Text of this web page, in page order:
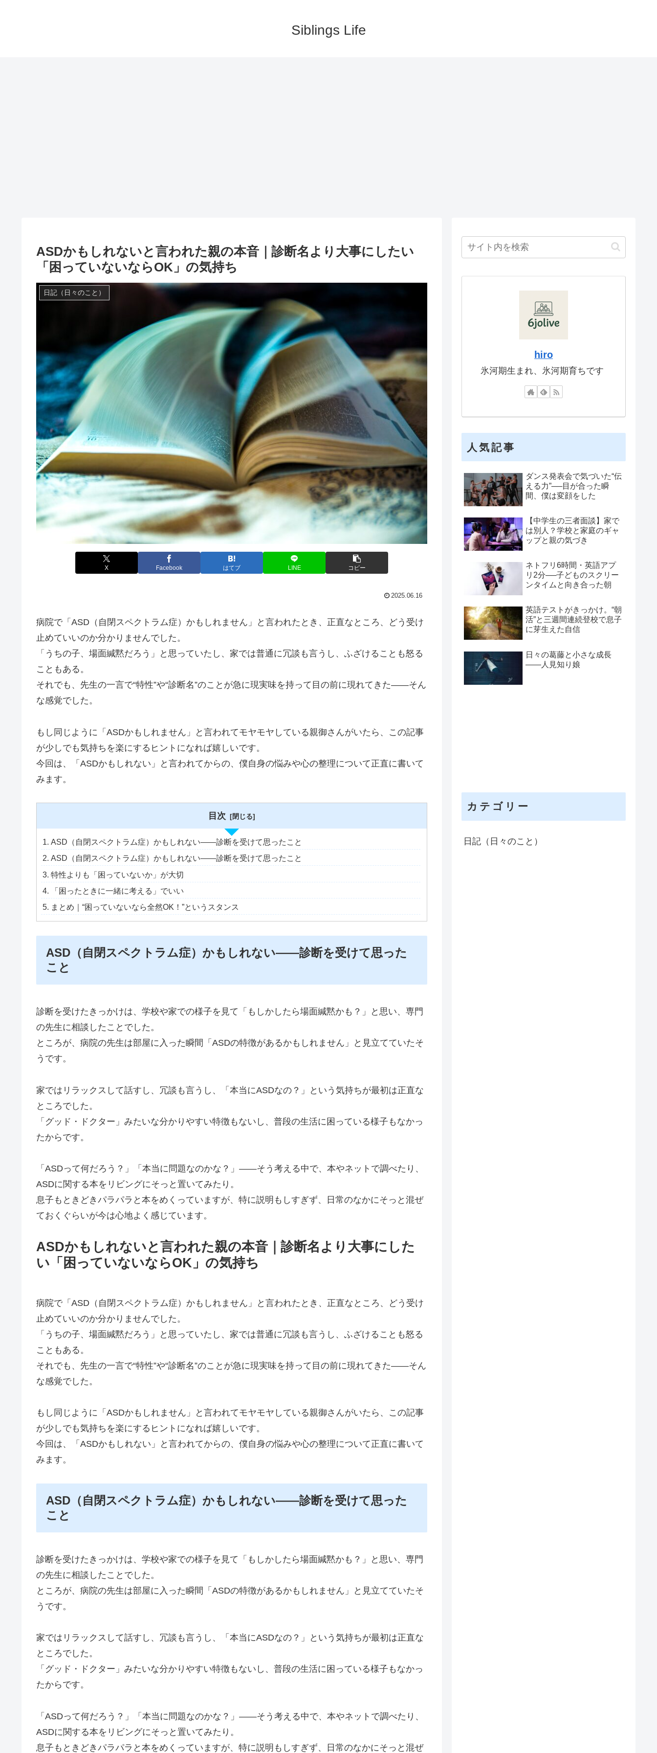
Siblings Life
ASDかもしれないと言われた親の本音｜診断名より大事にしたい
「困っていないならOK」の気持ち
日記（日々のこと）
X Facebook はてブ LINE コピー
2025.06.16
病院で「ASD（自閉スペクトラム症）かもしれません」と言われたとき、正直なところ、どう受け
止めていいのか分かりませんでした。
「うちの子、場面緘黙だろう」と思っていたし、家では普通に冗談も言うし、ふざけることも怒る
こともある。
それでも、先生の一言で“特性”や“診断名”のことが急に現実味を持って目の前に現れてきた――そん
な感覚でした。
もし同じように「ASDかもしれません」と言われてモヤモヤしている親御さんがいたら、この記事
が少しでも気持ちを楽にするヒントになれば嬉しいです。
今回は、「ASDかもしれない」と言われてからの、僕自身の悩みや心の整理について正直に書いて
みます。
目次
ASD（自閉スペクトラム症）かもしれない――診断を受けて思ったこと
ASD（自閉スペクトラム症）かもしれない――診断を受けて思ったこと
特性よりも「困っていないか」が大切
「困ったときに一緒に考える」でいい
まとめ｜“困っていないなら全然OK！”というスタンス
ASD（自閉スペクトラム症）かもしれない――診断を受けて思った
こと
診断を受けたきっかけは、学校や家での様子を見て「もしかしたら場面緘黙かも？」と思い、専門
の先生に相談したことでした。
ところが、病院の先生は部屋に入った瞬間「ASDの特徴があるかもしれません」と見立てていたそ
うです。
家ではリラックスして話すし、冗談も言うし、「本当にASDなの？」という気持ちが最初は正直な
ところでした。
「グッド・ドクター」みたいな分かりやすい特徴もないし、普段の生活に困っている様子もなかっ
たからです。
「ASDって何だろう？」「本当に問題なのかな？」――そう考える中で、本やネットで調べたり、
ASDに関する本をリビングにそっと置いてみたり。
息子もときどきパラパラと本をめくっていますが、特に説明もしすぎず、日常のなかにそっと混ぜ
ておくぐらいが今は心地よく感じています。
ASDかもしれないと言われた親の本音｜診断名より大事にした
い「困っていないならOK」の気持ち
病院で「ASD（自閉スペクトラム症）かもしれません」と言われたとき、正直なところ、どう受け
止めていいのか分かりませんでした。
「うちの子、場面緘黙だろう」と思っていたし、家では普通に冗談も言うし、ふざけることも怒る
こともある。
それでも、先生の一言で“特性”や“診断名”のことが急に現実味を持って目の前に現れてきた――そん
な感覚でした。
もし同じように「ASDかもしれません」と言われてモヤモヤしている親御さんがいたら、この記事
が少しでも気持ちを楽にするヒントになれば嬉しいです。
今回は、「ASDかもしれない」と言われてからの、僕自身の悩みや心の整理について正直に書いて
みます。
ASD（自閉スペクトラム症）かもしれない――診断を受けて思った
こと
診断を受けたきっかけは、学校や家での様子を見て「もしかしたら場面緘黙かも？」と思い、専門
の先生に相談したことでした。
ところが、病院の先生は部屋に入った瞬間「ASDの特徴があるかもしれません」と見立てていたそ
うです。
家ではリラックスして話すし、冗談も言うし、「本当にASDなの？」という気持ちが最初は正直な
ところでした。
「グッド・ドクター」みたいな分かりやすい特徴もないし、普段の生活に困っている様子もなかっ
たからです。
「ASDって何だろう？」「本当に問題なのかな？」――そう考える中で、本やネットで調べたり、
ASDに関する本をリビングにそっと置いてみたり。
息子もときどきパラパラと本をめくっていますが、特に説明もしすぎず、日常のなかにそっと混ぜ
hiro
氷河期生まれ、氷河期育ちです
人気記事
ダンス発表会で気づいた“伝
える力”──目が合った瞬
間、僕は変顔をした
【中学生の三者面談】家で
は別人？学校と家庭のギャ
ップと親の気づき
ネトフリ6時間・英語アプ
リ2分──子どものスクリー
ンタイムと向き合った朝
英語テストがきっかけ。“朝
活”と三週間連続登校で息子
に芽生えた自信
日々の葛藤と小さな成長
――人見知り娘
カテゴリー
日記（日々のこと）